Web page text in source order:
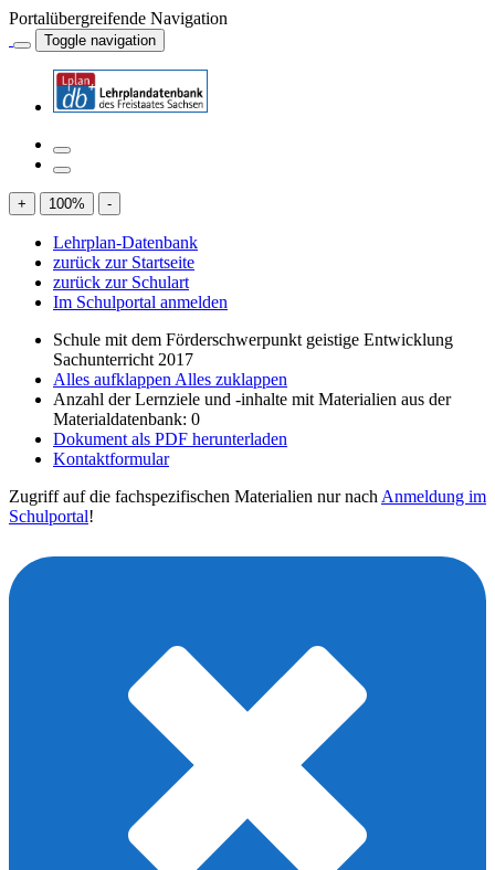
Portalübergreifende Navigation
Toggle navigation
+ 100% -
Lehrplan-Datenbank
zurück zur Startseite
zurück zur Schulart
Im Schulportal anmelden
Schule mit dem Förderschwerpunkt geistige Entwicklung
Sachunterricht 2017
Alles aufklappen Alles zuklappen
Anzahl der Lernziele und -inhalte mit Materialien aus der
Materialdatenbank: 0
Dokument als PDF herunterladen
Kontaktformular
Zugriff auf die fachspezifischen Materialien nur nach Anmeldung im
Schulportal!